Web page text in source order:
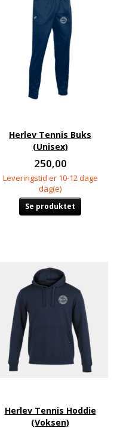
Herlev Tennis Buks
(Unisex)
250,00
Leveringstid er 10-12 dage
dag(e)
Se produktet
Herlev Tennis Hoddie
(Voksen)